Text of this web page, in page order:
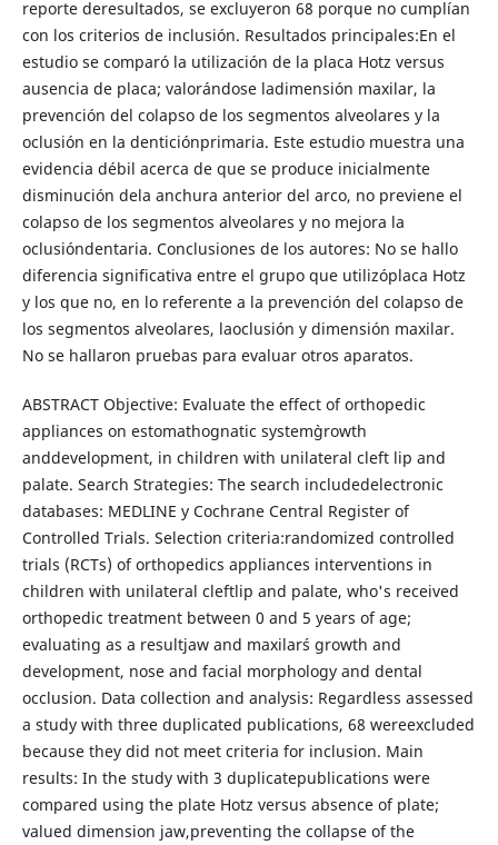
reporte deresultados, se excluyeron 68 porque no cumplían
con los criterios de inclusión. Resultados principales:En el
estudio se comparó la utilización de la placa Hotz versus
ausencia de placa; valorándose ladimensión maxilar, la
prevención del colapso de los segmentos alveolares y la
oclusión en la denticiónprimaria. Este estudio muestra una
evidencia débil acerca de que se produce inicialmente
disminución dela anchura anterior del arco, no previene el
colapso de los segmentos alveolares y no mejora la
oclusióndentaria. Conclusiones de los autores: No se hallo
diferencia significativa entre el grupo que utilizóplaca Hotz
y los que no, en lo referente a la prevención del colapso de
los segmentos alveolares, laoclusión y dimensión maxilar.
No se hallaron pruebas para evaluar otros aparatos.
ABSTRACT Objective: Evaluate the effect of orthopedic
appliances on estomathognatic system`growth
anddevelopment, in children with unilateral cleft lip and
palate. Search Strategies: The search includedelectronic
databases: MEDLINE y Cochrane Central Register of
Controlled Trials. Selection criteria:randomized controlled
trials (RCTs) of orthopedics appliances interventions in
children with unilateral cleftlip and palate, who's received
orthopedic treatment between 0 and 5 years of age;
evaluating as a resultjaw and maxilar´s growth and
development, nose and facial morphology and dental
occlusion. Data collection and analysis: Regardless assessed
a study with three duplicated publications, 68 wereexcluded
because they did not meet criteria for inclusion. Main
results: In the study with 3 duplicatepublications were
compared using the plate Hotz versus absence of plate;
valued dimension jaw,preventing the collapse of the